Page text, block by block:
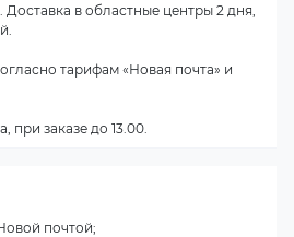
в областные центры 2 дня,
тарифам «Новая почта» и
при заказе до 13.00.
почтой;